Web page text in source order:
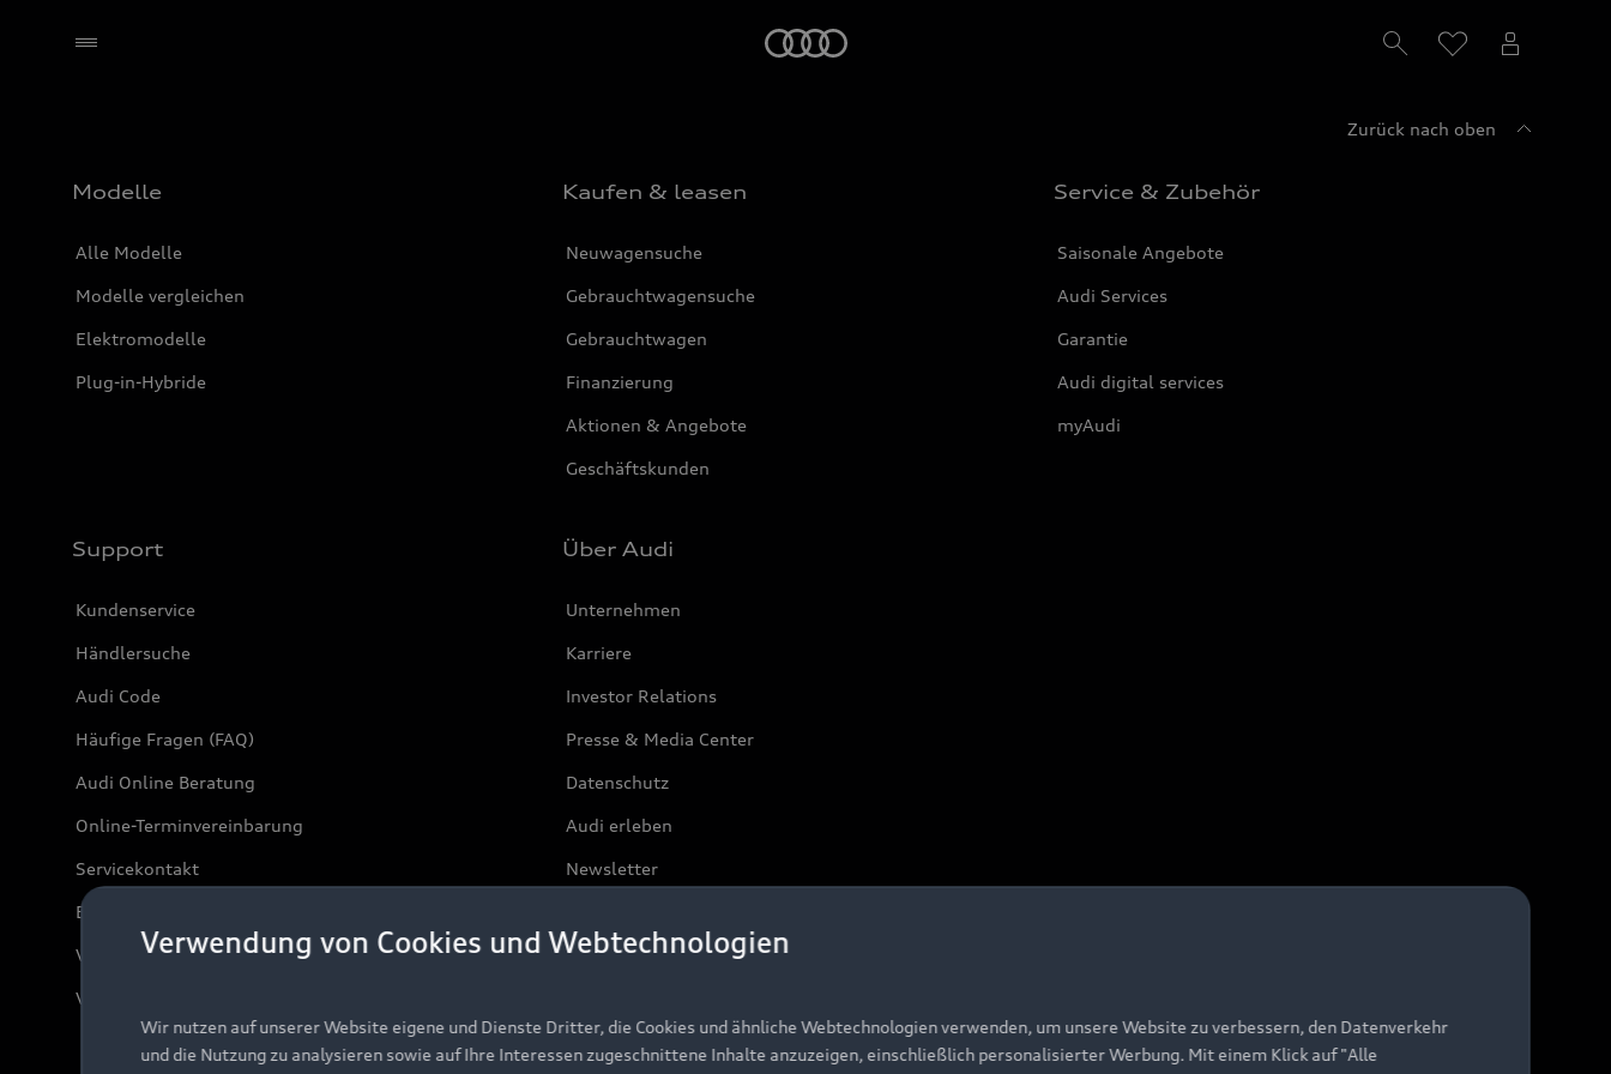
Verwendung von Cookies und Webtechnologien
Wir nutzen auf unserer Website eigene und Dienste Dritter, die Cookies und ähnliche Webtechnologien verwenden, um unsere Website zu verbessern, den Datenverkehr
und die Nutzung zu analysieren sowie auf Ihre Interessen zugeschnittene Inhalte anzuzeigen, einschließlich personalisierter Werbung. Mit einem Klick auf "Alle
Zurück nach oben
Modelle
Alle Modelle
Modelle vergleichen
Elektromodelle
Plug-in-Hybride
Kaufen & leasen
Neuwagensuche
Gebrauchtwagensuche
Gebrauchtwagen
Finanzierung
Aktionen & Angebote
Geschäftskunden
Service & Zubehör
Saisonale Angebote
Audi Services
Garantie
Audi digital services
myAudi
Support
Kundenservice
Händlersuche
Audi Code
Häufige Fragen (FAQ)
Audi Online Beratung
Online-Terminvereinbarung
Servicekontakt
Bordbuch & Bedienungsanleitungen
Verträge kündigen
Vertrag widerrufen
Über Audi
Unternehmen
Karriere
Investor Relations
Presse & Media Center
Datenschutz
Audi erleben
Newsletter